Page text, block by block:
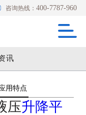
咨询热线：400-7787-960
讯
用特点
压升降平